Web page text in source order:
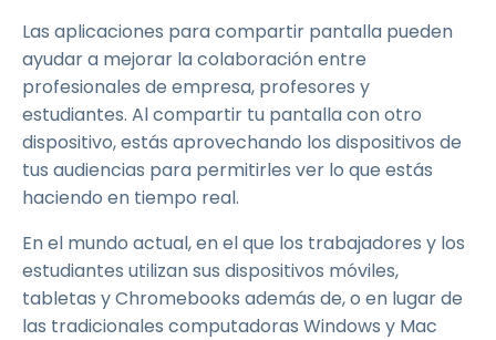
Las aplicaciones para compartir pantalla pueden
ayudar a mejorar la colaboración entre
profesionales de empresa, profesores y
estudiantes. Al compartir tu pantalla con otro
dispositivo, estás aprovechando los dispositivos de
tus audiencias para permitirles ver lo que estás
haciendo en tiempo real.
En el mundo actual, en el que los trabajadores y los
estudiantes utilizan sus dispositivos móviles,
tabletas y Chromebooks además de, o en lugar de
las tradicionales computadoras Windows y Mac